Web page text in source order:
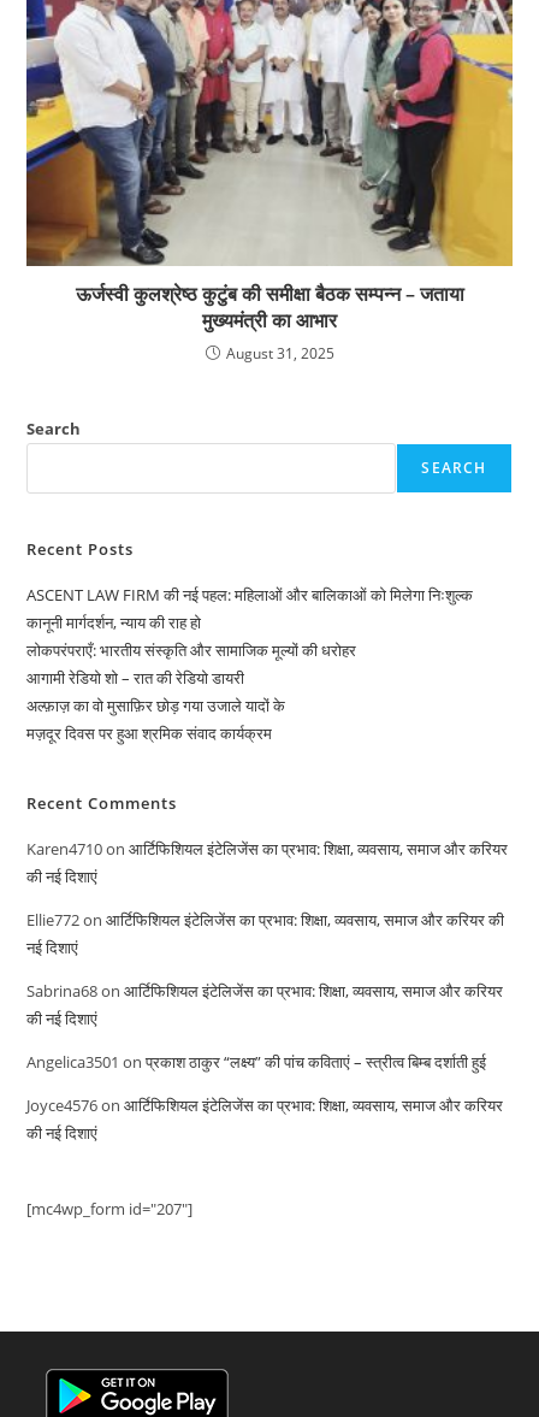
ऊर्जस्वी कुलश्रेष्ठ कुटुंब की समीक्षा बैठक सम्पन्न – जताया
मुख्यमंत्री का आभार
August 31, 2025
Search
SEARCH
Recent Posts
ASCENT LAW FIRM की नई पहल: महिलाओं और बालिकाओं को मिलेगा निःशुल्क
कानूनी मार्गदर्शन, न्याय की राह हो
लोकपरंपराएँ: भारतीय संस्कृति और सामाजिक मूल्यों की धरोहर
आगामी रेडियो शो – रात की रेडियो डायरी
अल्फ़ाज़ का वो मुसाफ़िर छोड़ गया उजाले यादों के
मज़दूर दिवस पर हुआ श्रमिक संवाद कार्यक्रम
Recent Comments
Karen4710onआर्टिफिशियल इंटेलिजेंस का प्रभाव: शिक्षा, व्यवसाय, समाज और करियर
की नई दिशाएं
Ellie772onआर्टिफिशियल इंटेलिजेंस का प्रभाव: शिक्षा, व्यवसाय, समाज और करियर की
नई दिशाएं
Sabrina68onआर्टिफिशियल इंटेलिजेंस का प्रभाव: शिक्षा, व्यवसाय, समाज और करियर
की नई दिशाएं
Angelica3501 onप्रकाश ठाकुर “लक्ष्य” की पांच कविताएं – स्त्रीत्व बिम्ब दर्शाती हुई
Joyce4576onआर्टिफिशियल इंटेलिजेंस का प्रभाव: शिक्षा, व्यवसाय, समाज और करियर
की नई दिशाएं
[mc4wp_form id="207"]